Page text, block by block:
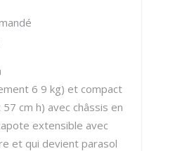
6 9 kg) et compact
cm h) avec châssis en
extensible avec
et qui devient parasol